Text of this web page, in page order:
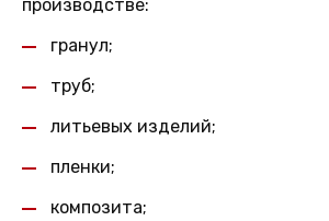
производстве:
гранул;
труб;
литьевых изделий;
пленки;
композита;